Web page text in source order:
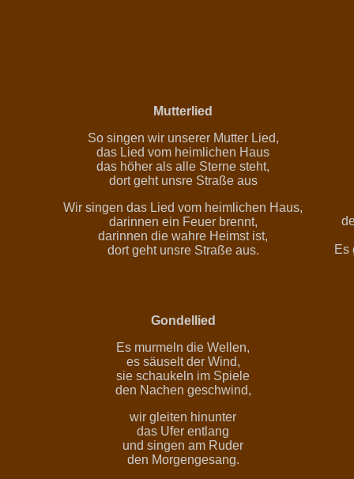
Mutterlied
So singen wir unserer Mutter Lied,
das Lied vom heimlichen Haus
das höher als alle Sterne steht,
dort geht unsre Straße aus
Wir singen das Lied vom heimlichen Haus,
darinnen ein Feuer brennt,
darinnen die wahre Heimst ist,
dort geht unsre Straße aus.
Es
Gondellied
Es murmeln die Wellen,
es säuselt der Wind,
sie schaukeln im Spiele
den Nachen geschwind,
wir gleiten hinunter
das Ufer entlang
und singen am Ruder
den Morgengesang.